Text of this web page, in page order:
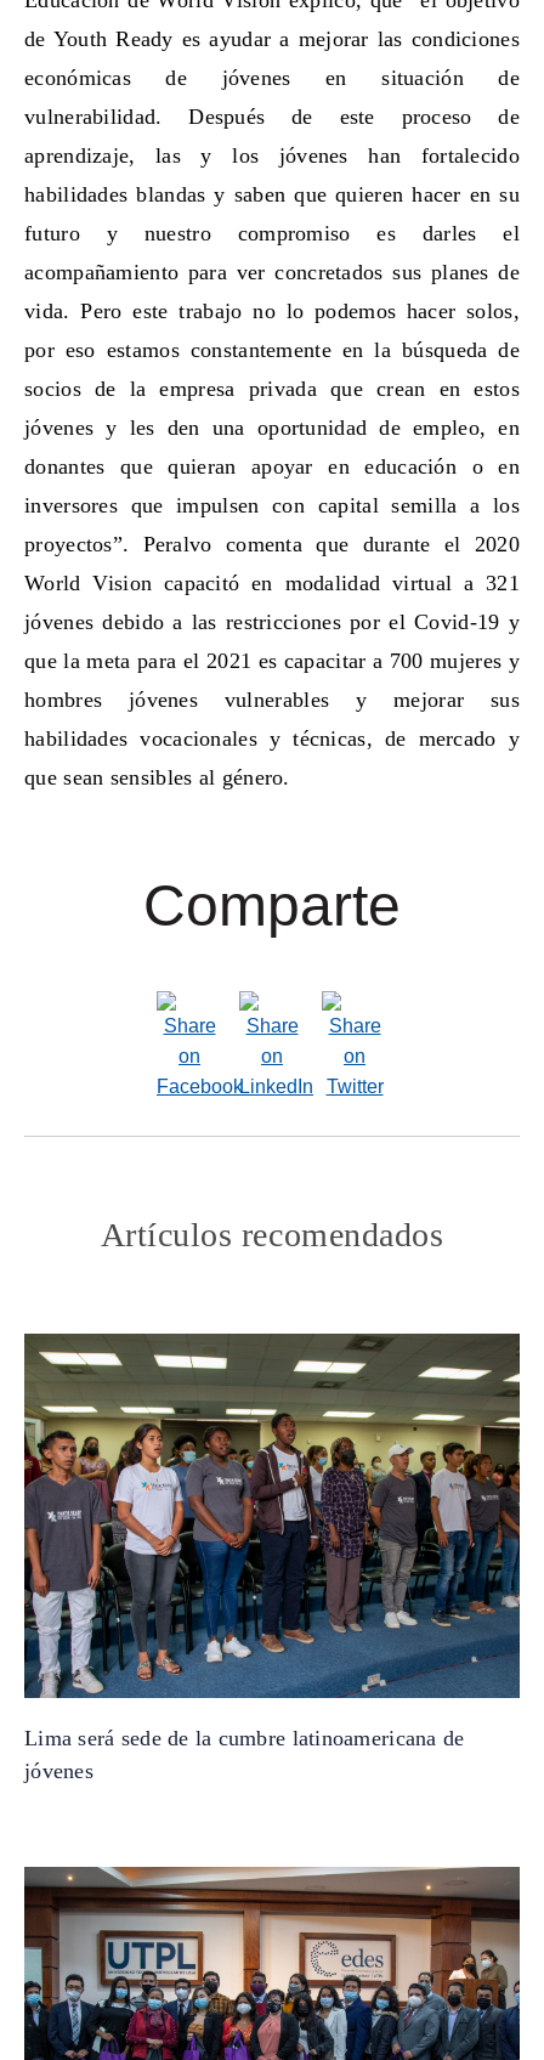
de Youth Ready es ayudar a mejorar las condiciones
económicas de jóvenes en situación de
vulnerabilidad. Después de este proceso de
aprendizaje, las y los jóvenes han fortalecido
habilidades blandas y saben que quieren hacer en su
futuro y nuestro compromiso es darles el
acompañamiento para ver concretados sus planes de
vida. Pero este trabajo no lo podemos hacer solos,
por eso estamos constantemente en la búsqueda de
socios de la empresa privada que crean en estos
jóvenes y les den una oportunidad de empleo, en
donantes que quieran apoyar en educación o en
inversores que impulsen con capital semilla a los
proyectos”. Peralvo comenta que durante el 2020
World Vision capacitó en modalidad virtual a 321
jóvenes debido a las restricciones por el Covid-19 y
que la meta para el 2021 es capacitar a 700 mujeres y
hombres jóvenes vulnerables y mejorar sus
habilidades vocacionales y técnicas, de mercado y
que sean sensibles al género.
Comparte
Artículos recomendados
Lima será sede de la cumbre latinoamericana de
jóvenes